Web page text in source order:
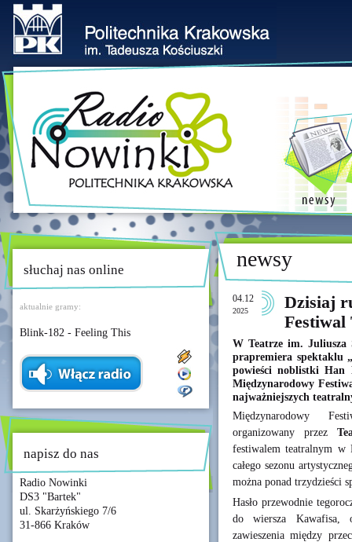
słuchaj nas online
aktualnie gramy:
Blink-182 - Feeling This
napisz do nas
Radio Nowinki
DS3 "Bartek"
ul. Skarżyńskiego 7/6
31-866 Kraków
newsy
04.12
2025
Dzisiaj
Festiwal
W Teatrze im. Juliusza
prapremiera spektaklu
powieści noblistki Han
Międzynarodowy
najważniejszych
Międzynarodowy
organizowany przez
festiwalem teatralnym w
całego sezonu
można ponad trzydzieści
Hasło przewodnie
do wiersza Kawafisa,
zawieszenia między